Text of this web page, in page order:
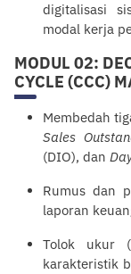
digitalisasi
modal kerja
MODUL 02:
CYCLE (CCC)
Membedah
Sales
(DIO), dan
Rumus dan
laporan
Tolok ukur (
karakteristik